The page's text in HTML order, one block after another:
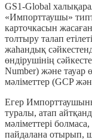
GS1-Global
«Импорттаушы»
карточкасын
толтыру талап
жаһандық
өндірушінің
Number) және тауар
мәліметтер (GCP
Егер
туралы, атап
мәліметтері
пайдалана отырып,